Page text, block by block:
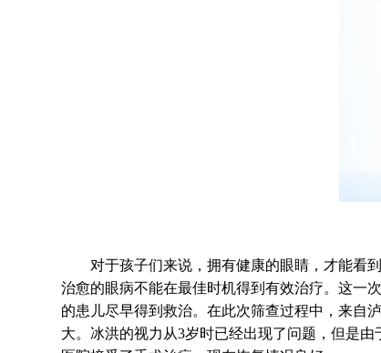
对于孩子们来说，拥有健康的眼睛，才能看到
治愈的眼病不能在最佳时机得到有效治疗。这一
的患儿尽早得到救治。在此次筛查过程中，来自
大。冰洪的视力从3岁时已经出现了问题，但是